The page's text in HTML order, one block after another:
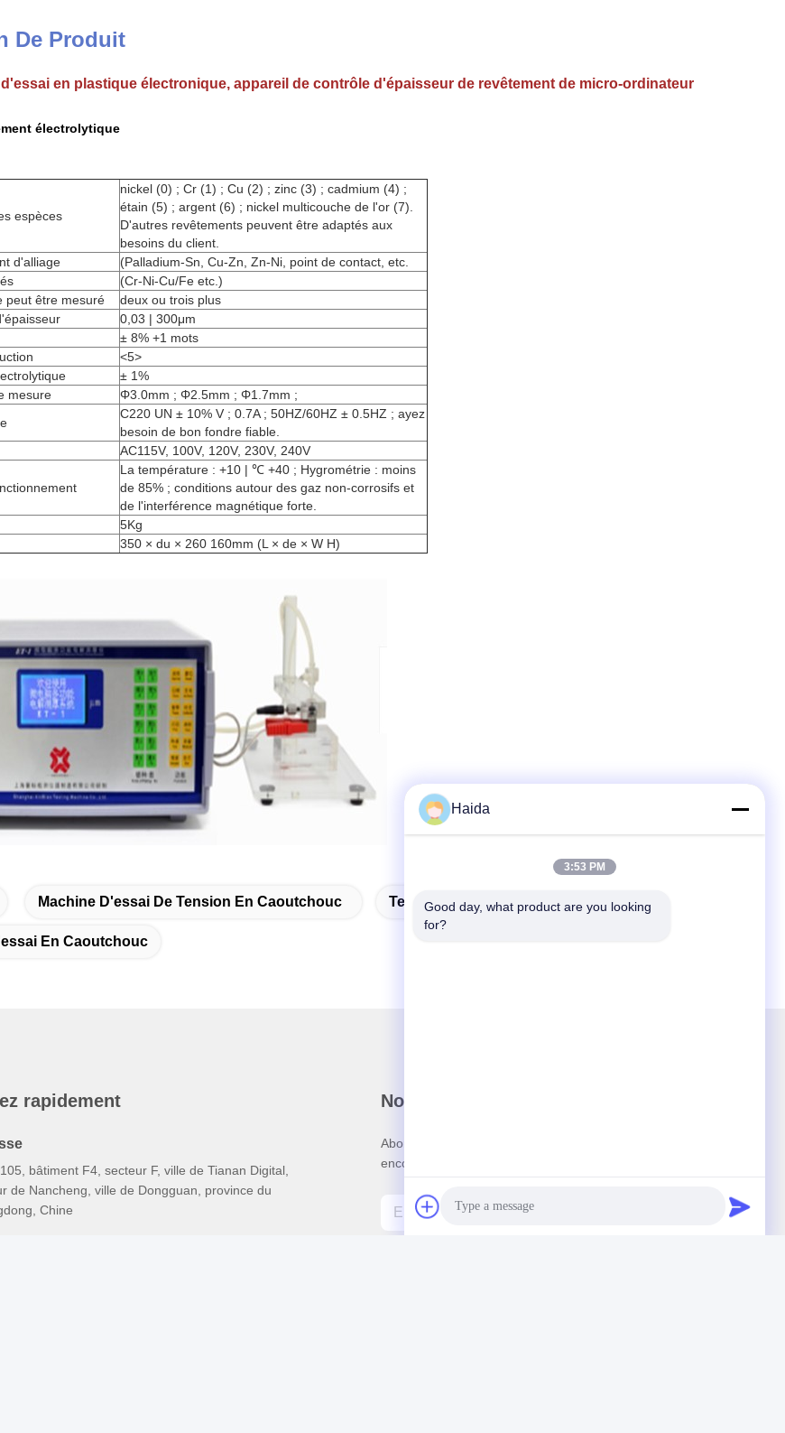
De Produit
d'essai en plastique électronique, appareil de contrôle d'épaisseur de revêtement de micro-ordinateur
électrolytique
espèces
nickel (0) ; Cr (1) ; Cu (2) ; zinc (3) ; cadmium (4) ;
étain (5) ; argent (6) ; nickel multicouche de l'or (7).
D'autres revêtements peuvent être adaptés aux
besoins du client.
d'alliage
(Palladium-Sn, Cu-Zn, Zn-Ni, point de contact, etc.
(Cr-Ni-Cu/Fe etc.)
peut être mesuré
deux ou trois plus
0,03 | 300μm
± 8% +1 mots
<5>
± 1%
mesure
Φ3.0mm ; Φ2.5mm ; Φ1.7mm ;
C220 UN ± 10% V ; 0.7A ; 50HZ/60HZ ± 0.5HZ ; ayez
besoin de bon fondre fiable.
AC115V, 100V, 120V, 230V, 240V
La température : +10 | ℃ +40 ; Hygrométrie : moins
de 85% ; conditions autour des gaz non-corrosifs et
de l'interférence magnétique forte.
5Kg
350 × du × 260 160mm (L × de × W H)
Machine D'essai De Tension En Caoutchouc Testeur De Dureté Du Caoutchouc
En Caoutchouc
rapidement
bâtiment F4, secteur F, ville de Tianan Digital,
de Nancheng, ville de Dongguan, province du
Chine
Notre newsletter
Abonnez-vous à notre newsletter pour des réductions et plus
encore.
Haida
3:53 PM
Good day, what product are you looking
for?